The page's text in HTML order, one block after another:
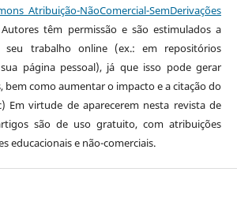
Atribuição-NãoComercial-SemDerivações
têm permissão e são estimulados a
seu trabalho online (ex.: em repositórios
página pessoal), já que isso pode gerar
bem como aumentar o impacto e a citação do
Em virtude de aparecerem nesta revista de
são de uso gratuito, com atribuições
educacionais e não-comerciais.